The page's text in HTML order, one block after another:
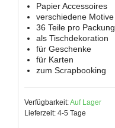
Papier Accessoires
verschiedene Motive
36 Teile pro Packung
als Tischdekoration
für Geschenke
für Karten
zum Scrapbooking
Verfügbarkeit:Auf Lager
Lieferzeit: 4-5 Tage